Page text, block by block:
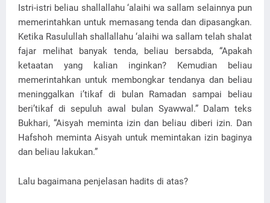
Istri-istri beliau shallallahu ‘alaihi wa sallam selainnya pun
memerintahkan untuk memasang tenda dan dipasangkan.
Ketika Rasulullah shallallahu ‘alaihi wa sallam telah shalat
fajar melihat banyak tenda, beliau bersabda, “Apakah
ketaatan yang kalian inginkan? Kemudian beliau
memerintahkan untuk membongkar tendanya dan beliau
meninggalkan i’tikaf di bulan Ramadan sampai beliau
beri’tikaf di sepuluh awal bulan Syawwal.” Dalam teks
Bukhari, “Aisyah meminta izin dan beliau diberi izin. Dan
Hafshoh meminta Aisyah untuk memintakan izin baginya
dan beliau lakukan.”
Lalu bagaimana penjelasan hadits di atas?